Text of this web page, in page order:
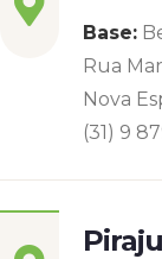
Base:
Rua
Nova
(31) 9